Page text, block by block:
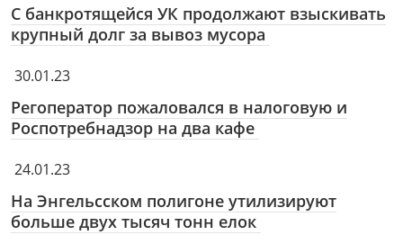
С банкротящейся УК продолжают взыскивать
крупный долг за вывоз мусора
30.01.23
Регоператор пожаловался в налоговую и
Роспотребнадзор на два кафе
24.01.23
На Энгельсском полигоне утилизируют
больше двух тысяч тонн елок